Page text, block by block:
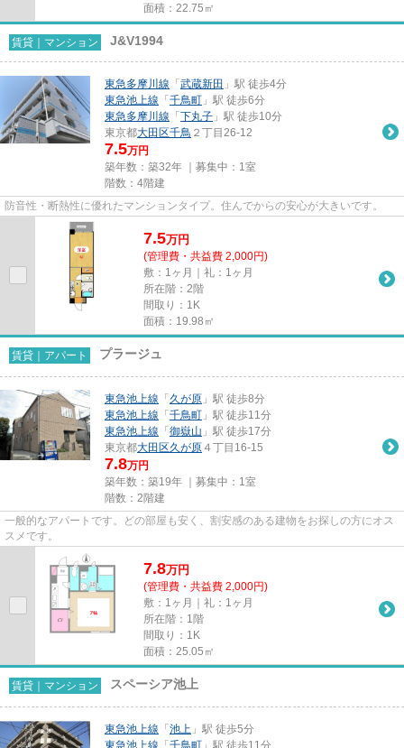
面積：22.75㎡
賃貸｜マンション J&V1994
東急多摩川線 「 武蔵新田 」駅 徒歩4分
東急池上線 「 千鳥町 」駅 徒歩6分
東急多摩川線 「 下丸子 」駅 徒歩10分
東京都大田区千鳥 ２丁目26-12
7.5万円
築年数：築32年 ｜募集中： 1室
階数：4階建
防音性・断熱性に優れたマンションタイプ。住んでからの安心が大きいです。
7.5万円
(管理費・共益費 2,000円)
敷：1ヶ月｜礼：1ヶ月
所在階：2階
間取り：1K
面積：19.98㎡
賃貸｜アパート プラージュ
東急池上線 「 久が原 」駅 徒歩8分
東急池上線 「 千鳥町 」駅 徒歩11分
東急池上線 「 御嶽山 」駅 徒歩17分
東京都大田区久が原 ４丁目16-15
7.8万円
築年数：築19年 ｜募集中： 1室
階数：2階建
一般的なアパートです。どの部屋も安く、割安感のある建物をお探しの方にオス
スメです。
7.8万円
(管理費・共益費 2,000円)
敷：1ヶ月｜礼：1ヶ月
所在階：1階
間取り：1K
面積：25.05㎡
賃貸｜マンション スペーシア池上
東急池上線 「 池上 」駅 徒歩5分